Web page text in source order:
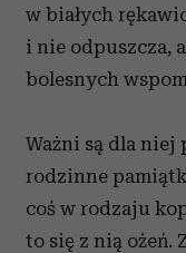
w białych
i nie odpuszcza,
bolesnych
Ważni są dla niej
rodzinne
coś w rodzaju
to się z nią ożeń.